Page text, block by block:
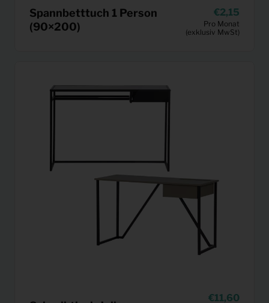
Spannbetttuch 1 Person
(90×200)
2,15
Pro Monat
(exklusiv MwSt)
11,60